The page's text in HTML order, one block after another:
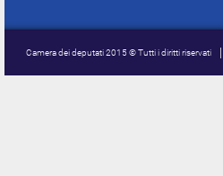
Camera dei deputati 2015 © Tutti i diritti riservati